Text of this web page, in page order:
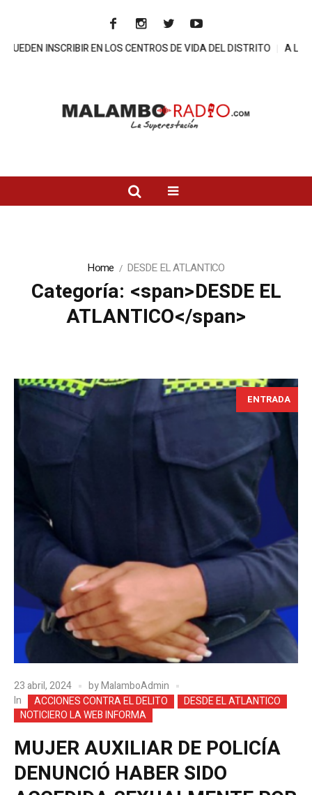
CENTROS DE VIDA DEL DISTRITO A LA CARCEL DIRECTOR DE
Home DESDE EL ATLANTICO
Categoría: <span>DESDE EL
ATLANTICO</span>
ENTRADA
23 abril, 2024 byMalamboAdmin
In
ACCIONES CONTRA EL DELITO
DESDE EL ATLANTICO
NOTICIERO LA WEB INFORMA
MUJER AUXILIAR DE POLICÍA
DENUNCIÓ HABER SIDO